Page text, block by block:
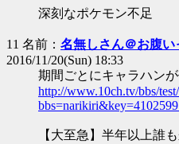
深刻なポケモン不足
11 名前： 名無しさん＠お腹い
2016/11/20(Sun) 18:33
期間ごとにキャラハン
http://www.10ch.tv/bbs/
【大至急】半年以上誰